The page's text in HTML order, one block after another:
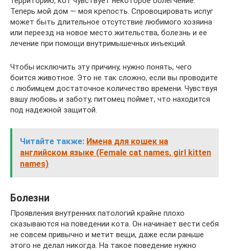
Теперь мой дом — моя крепость. Спровоцировать испуг
может быть длительное отсутствие любимого хозяина
или переезд на новое место жительства, болезнь и ее
лечение при помощи внутримышечных инъекций.
Чтобы исключить эту причину, нужно понять, чего
боится животное. Это не так сложно, если вы проводите
с любимцем достаточное количество времени. Чувствуя
вашу любовь и заботу, питомец поймет, что находится
под надежной защитой.
Читайте также: Имена для кошек на
английском языке (Female cat names, girl kitten
names)
Болезни
Проявления внутренних патологий крайне плохо
сказываются на поведении кота. Он начинает вести себя
не совсем привычно и метит вещи, даже если раньше
этого не делал никогда. На такое поведение нужно